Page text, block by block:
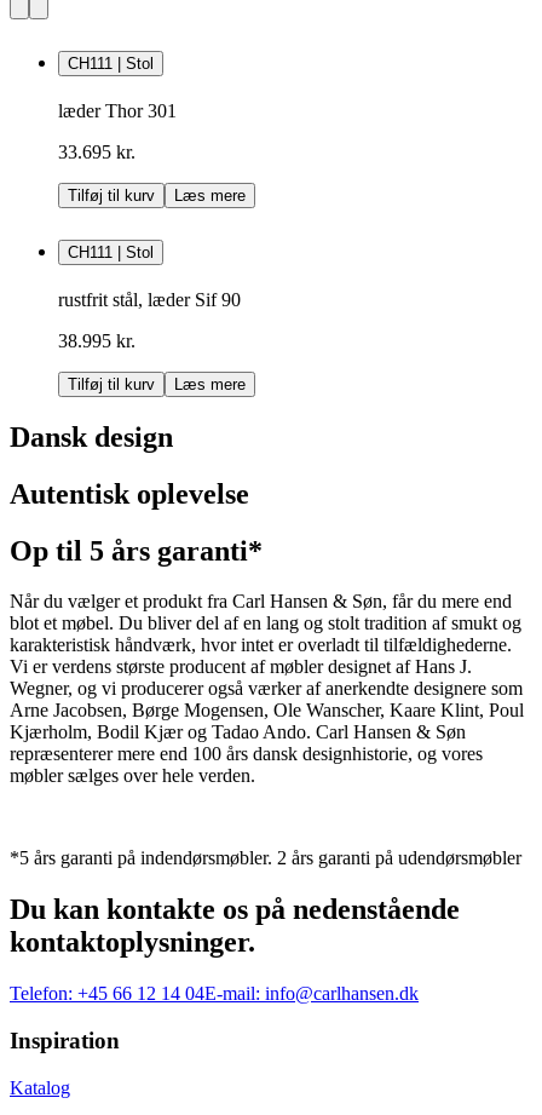
CH111 | Stol
læder Thor 301
33.695 kr.
Tilføj til kurv Læs mere
CH111 | Stol
rustfrit stål, læder Sif 90
38.995 kr.
Tilføj til kurv Læs mere
Dansk design
Autentisk oplevelse
Op til 5 års garanti*
Når du vælger et produkt fra Carl Hansen & Søn, får du mere end
blot et møbel. Du bliver del af en lang og stolt tradition af smukt og
karakteristisk håndværk, hvor intet er overladt til tilfældighederne.
Vi er verdens største producent af møbler designet af Hans J.
Wegner, og vi producerer også værker af anerkendte designere som
Arne Jacobsen, Børge Mogensen, Ole Wanscher, Kaare Klint, Poul
Kjærholm, Bodil Kjær og Tadao Ando. Carl Hansen & Søn
repræsenterer mere end 100 års dansk designhistorie, og vores
møbler sælges over hele verden.
*5 års garanti på indendørsmøbler. 2 års garanti på udendørsmøbler
Du kan kontakte os på nedenstående
kontaktoplysninger.
Telefon: +45 66 12 14 04E-mail: info@carlhansen.dk
Inspiration
Katalog